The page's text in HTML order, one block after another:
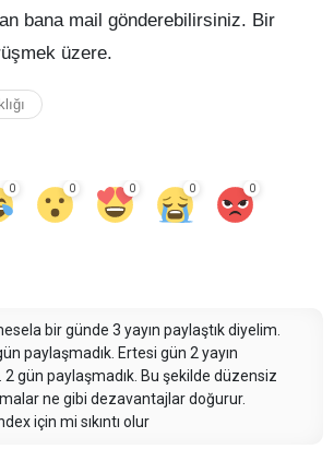
bana mail gönderebilirsiniz. Bir
üzere.
0 0 0 0 0
bir günde 3 yayın paylaştık diyelim.
paylaşmadık. Ertesi gün 2 yayın
2 gün paylaşmadık. Bu şekilde düzensiz
ne gibi dezavantajlar doğurur.
için mi sıkıntı olur